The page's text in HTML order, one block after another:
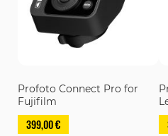
Profoto Connect Pro for
Fujifilm
399,00 €